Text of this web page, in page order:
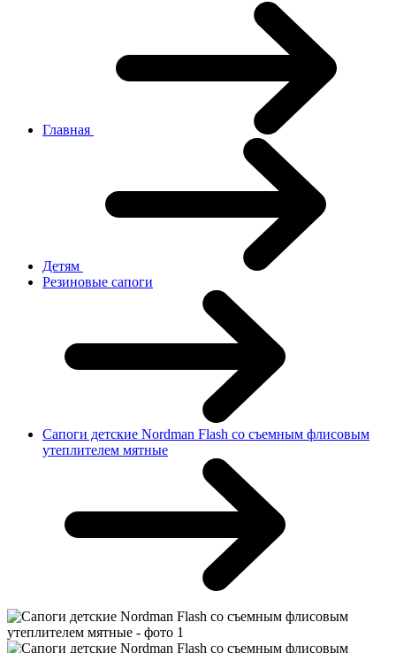
Главная
Детям
Резиновые сапоги
Сапоги детские Nordman Flash со съемным флисовым
утеплителем мятные